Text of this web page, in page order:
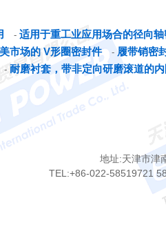
- 适用于重工业应用场合的径向
市场的 V形圈密封件 - 履带销密
- 耐磨衬套，带非定向研磨滚道的
地址:天津市津
TEL:+86-022-58519721